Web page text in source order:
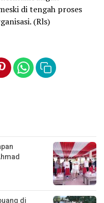
di tengah proses
(Rls)
di